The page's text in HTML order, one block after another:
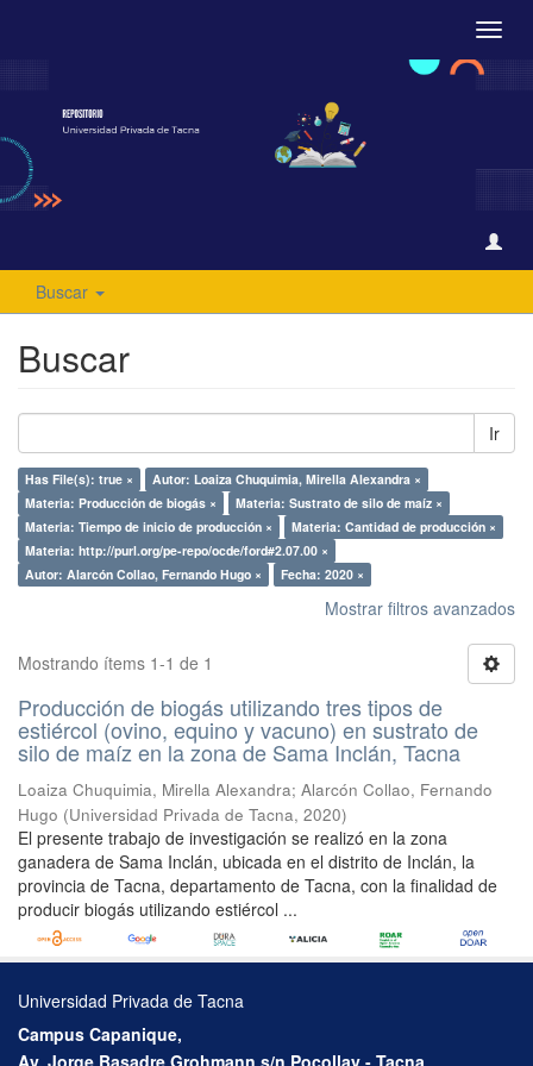
Buscar
Buscar
Ir
Has File(s): true ×
Autor: Loaiza Chuquimia, Mirella Alexandra ×
Materia: Producción de biogás ×
Materia: Sustrato de silo de maíz ×
Materia: Tiempo de inicio de producción ×
Materia: Cantidad de producción ×
Materia: http://purl.org/pe-repo/ocde/ford#2.07.00 ×
Autor: Alarcón Collao, Fernando Hugo ×
Fecha: 2020 ×
Mostrar filtros avanzados
Mostrando ítems 1-1 de 1
Producción de biogás utilizando tres tipos de
estiércol (ovino, equino y vacuno) en sustrato de
silo de maíz en la zona de Sama Inclán, Tacna
Loaiza Chuquimia, Mirella Alexandra; Alarcón Collao, Fernando
Hugo (Universidad Privada de Tacna, 2020)
El presente trabajo de investigación se realizó en la zona
ganadera de Sama Inclán, ubicada en el distrito de Inclán, la
provincia de Tacna, departamento de Tacna, con la finalidad de
producir biogás utilizando estiércol ...
Universidad Privada de Tacna
Campus Capanique,